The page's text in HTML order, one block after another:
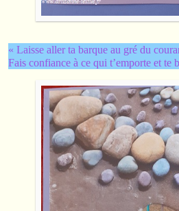
« Laisse aller ta barque au gré du
Fais confiance à ce qui t’emporte et te